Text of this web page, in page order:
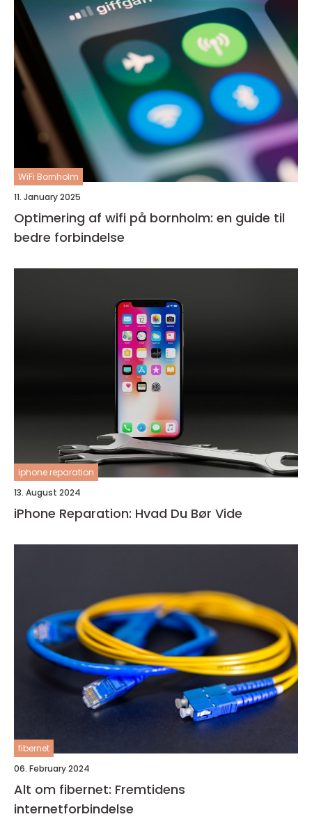
WiFi Bornholm
11. January 2025
Optimering af wifi på bornholm: en guide til
bedre forbindelse
iphone reparation
13. August 2024
iPhone Reparation: Hvad Du Bør Vide
fibernet
06. February 2024
Alt om fibernet: Fremtidens
internetforbindelse